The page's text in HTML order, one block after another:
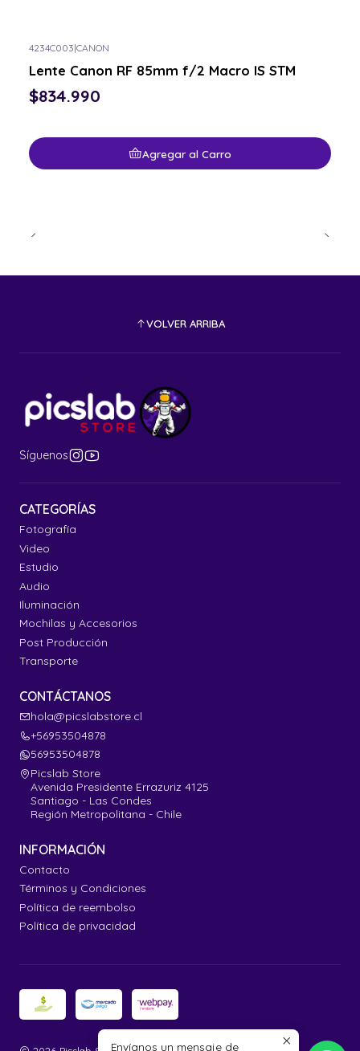
4234C003|CANON
Lente Canon RF 85mm f/2 Macro IS STM
$834.990
Agregar al Carro
VOLVER ARRIBA
Síguenos
CATEGORÍAS
Fotografía
Video
Estudio
Audio
Iluminación
Mochilas y Accesorios
Post Producción
Transporte
CONTÁCTANOS
hola@picslabstore.cl
+56953504878
56953504878
Picslab Store
Avenida Presidente Errazuriz 4125
Santiago - Las Condes
Región Metropolitana - Chile
INFORMACIÓN
Contacto
Términos y Condiciones
Política de reembolso
Política de privacidad
Envíanos un mensaje de